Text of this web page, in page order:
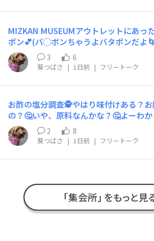
MIZKAN MUSEUMアウトレットにあっ
ポン💕(バ◯ボンちゃうよバタポンだよ
出ていてバターが強い✨これでムニエル
ぃだろうなぁ〜(≧∇≦)b🚀💜使い道無限
3 6
葵つばさ | 1日前 | フリートーク
お酢の塩分調査🕵️やはり味付けある？
の？🤔いや、原料なんかな？🤔よーわ
硝子瓶の純玄米黒酢は流石ですな👍
2 8
葵つばさ | 1日前 | フリートーク